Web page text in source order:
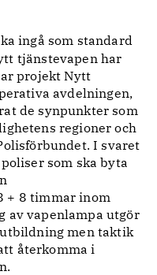
ingå som standard
tjänstevapen har
projekt Nytt
avdelningen,
de synpunkter som
regioner och
I svaret
som ska byta
+ 8 timmar inom
av vapenlampa utgör
men taktik
återkomma i